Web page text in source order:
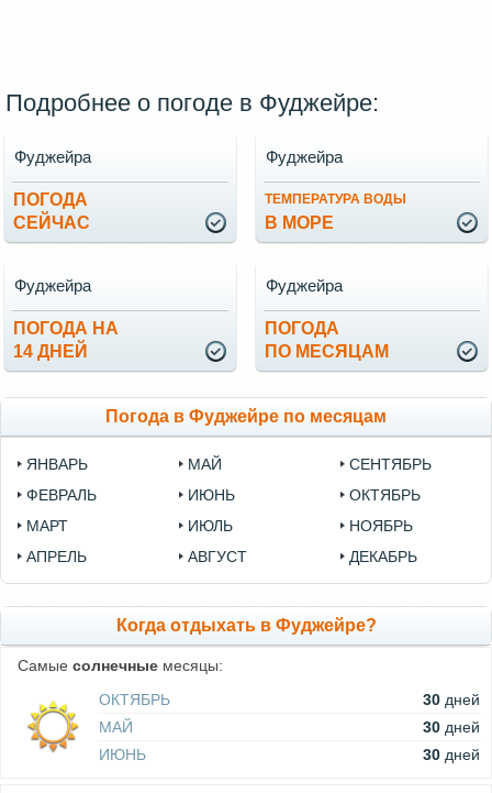
Подробнее о погоде в Фуджейре:
ПОГОДА
СЕЙЧАС
Фуджейра
ТЕМПЕРАТУРА ВОДЫ
В МОРЕ
Фуджейра
ПОГОДА НА
14 ДНЕЙ
Фуджейра
ПОГОДА
ПО МЕСЯЦАМ
Фуджейра
Погода в Фуджейре по месяцам
ЯНВАРЬ
ФЕВРАЛЬ
МАРТ
АПРЕЛЬ
МАЙ
ИЮНЬ
ИЮЛЬ
АВГУСТ
СЕНТЯБРЬ
ОКТЯБРЬ
НОЯБРЬ
ДЕКАБРЬ
Когда отдыхать в Фуджейре?
Самые солнечные месяцы:
ОКТЯБРЬ
30 дней
МАЙ
30 дней
ИЮНЬ
30 дней